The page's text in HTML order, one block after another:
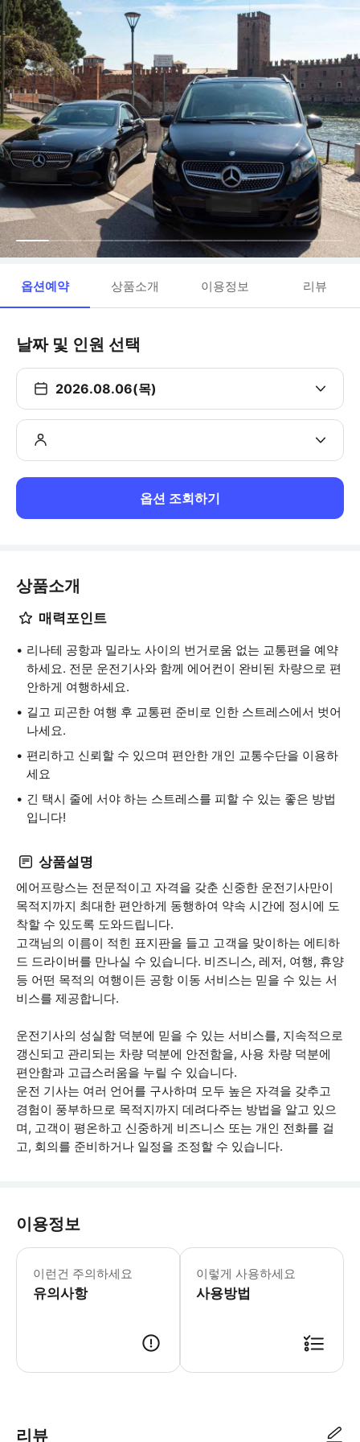
옵션예약 상품소개 이용정보 리뷰
날짜 및 인원 선택
2026.08.06(목)
옵션 조회하기
상품소개
매력포인트
리나테 공항과 밀라노 사이의 번거로움 없는 교통편을 예약
하세요. 전문 운전기사와 함께 에어컨이 완비된 차량으로 편
안하게 여행하세요.
길고 피곤한 여행 후 교통편 준비로 인한 스트레스에서 벗어
나세요.
편리하고 신뢰할 수 있으며 편안한 개인 교통수단을 이용하
세요
긴 택시 줄에 서야 하는 스트레스를 피할 수 있는 좋은 방법
입니다!
상품설명
에어프랑스는 전문적이고 자격을 갖춘 신중한 운전기사만이
목적지까지 최대한 편안하게 동행하여 약속 시간에 정시에 도
착할 수 있도록 도와드립니다.
고객님의 이름이 적힌 표지판을 들고 고객을 맞이하는 에티하
드 드라이버를 만나실 수 있습니다. 비즈니스, 레저, 여행, 휴양
등 어떤 목적의 여행이든 공항 이동 서비스는 믿을 수 있는 서
비스를 제공합니다.
운전기사의 성실함 덕분에 믿을 수 있는 서비스를, 지속적으로
갱신되고 관리되는 차량 덕분에 안전함을, 사용 차량 덕분에
편안함과 고급스러움을 누릴 수 있습니다.
운전 기사는 여러 언어를 구사하며 모두 높은 자격을 갖추고
경험이 풍부하므로 목적지까지 데려다주는 방법을 알고 있으
며, 고객이 평온하고 신중하게 비즈니스 또는 개인 전화를 걸
고, 회의를 준비하거나 일정을 조정할 수 있습니다.
이용정보
이런건 주의하세요
유의사항
1인당 수하물 1개 허용. * 소요시간 :
이렇게 사용하세요
사용방법
리뷰